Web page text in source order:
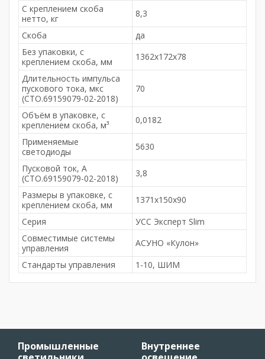
С креплением скоба
нетто, кг
8,3
Скоба
да
Без упаковки, с
креплением скоба, мм
1362x172x78
Длительность импульса
пускового тока, мкс
(СТО.69159079-02-2018)
70
Объём в упаковке, с
креплением скоба, м³
0,0182
Применяемые
светодиоды
5630
Пусковой ток, А
(СТО.69159079-02-2018)
3,8
Размеры в упаковке, с
креплением скоба, мм
1371x150x90
Серия
УСС Эксперт Slim
Совместимые системы
управления
АСУНО «Кулон»
Стандарты управления
1-10, ШИМ
Промышленные
Внутреннее